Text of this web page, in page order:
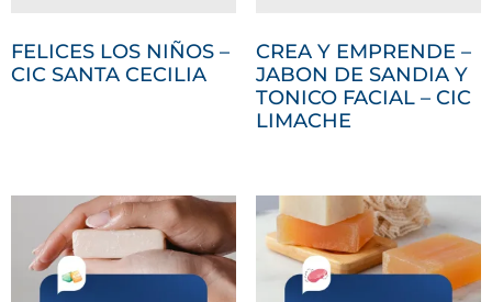
FELICES LOS NIÑOS –
CIC SANTA CECILIA
CREA Y EMPRENDE –
JABON DE SANDIA Y
TONICO FACIAL – CIC
LIMACHE